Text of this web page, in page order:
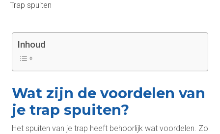
Trap spuiten
Inhoud
Wat zijn de voordelen van
je trap spuiten?
Het spuiten van je trap heeft behoorlijk wat voordelen. Zo